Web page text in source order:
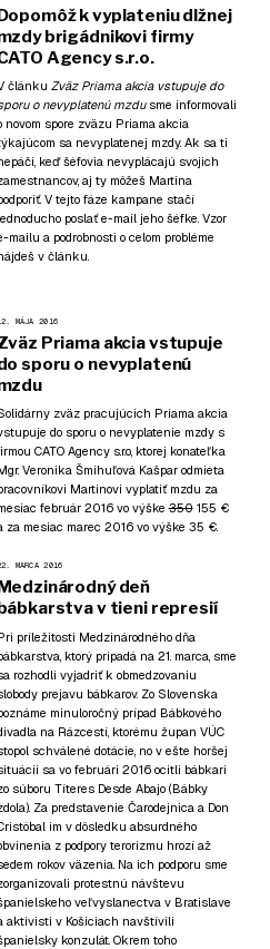
k vyplateniu dlžnej
brigádnikovi firmy
Agency s.r.o.
článku Zväz Priama akcia vstupuje do
o nevyplatenú mzdusme informovali
novom spore zväzu Priama akcia
sa nevyplatenej mzdy. Ak sa ti
keď šéfovia nevyplácajú svojich
aj ty môžeš Martina
V tejto fáze kampane stačí
poslať e-mail jeho šéfke. Vzor
mailu a podrobnosti o celom probléme
v článku.
MÁJA 2016
Priama akcia vstupuje
sporu o nevyplatenú
zväz pracujúcich Priama akcia
do sporu o nevyplatenie mzdy s
CATO Agency s.r.o, ktorej konateľka
Veronika Šmihuľová Kašpar odmieta
Martinovi vyplatiť mzdu za
február 2016 vo výške350155 €
za mesiac marec 2016 vo výške 35 €.
MARCA 2016
deň
v tieni represií
príležitosti Medzinárodného dňa
ktorý pripadá na 21. marca, sme
rozhodli vyjadriť k obmedzovaniu
prejavu bábkarov. Zo Slovenska
minuloročný prípad Bábkového
na Rázcestí, ktorému župan VÚC
schválené dotácie, no v ešte horšej
sa vo februári 2016 ocitli bábkari
súboru Títeres Desde Abajo (Bábky
Za predstavenie Čarodejnica a Don
im v dôsledku absurdného
z podpory terorizmu hrozí až
rokov väzenia. Na ich podporu sme
protestnú návštevu
veľvyslanectva v Bratislave
aktivisti v Košiciach navštívili
konzulát. Okrem toho